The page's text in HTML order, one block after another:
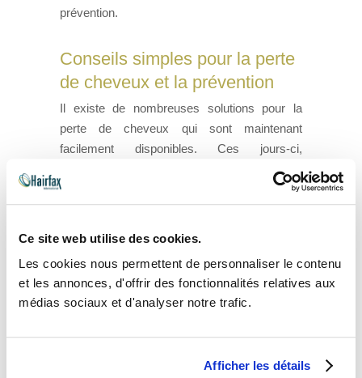
Ce site web utilise des cookies.
Les cookies nous permettent de personnaliser le contenu
et les annonces, d'offrir des fonctionnalités relatives aux
médias sociaux et d'analyser notre trafic.
Afficher les détails
prévention.
Conseils simples pour la perte
de cheveux et la prévention
Il existe de nombreuses solutions pour la
perte de cheveux qui sont maintenant
facilement disponibles. Ces jours-ci,
beaucoup de gens utilisent de nombreux
produits pour la prévention de la perte de leurs
propres cheveux. Les produits de soins
comme cause de votre perte de cheveux, il
est important que vous suiviez les conseils de
votre médecin. Voici une perspective sur les
L’alimentation joue un grand rôle dans la santé